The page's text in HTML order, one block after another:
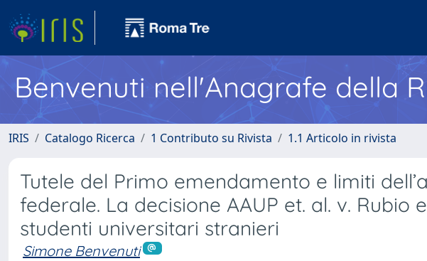
Benvenuti nell'Anagrafe della
IRIS Catalogo Ricerca 1 Contributo su Rivista 1.1 Articolo in rivista
Tutele del Primo emendamento e limiti
federale. La decisione AAUP et. al. v. Rubio
studenti universitari stranieri
Simone Benvenuti